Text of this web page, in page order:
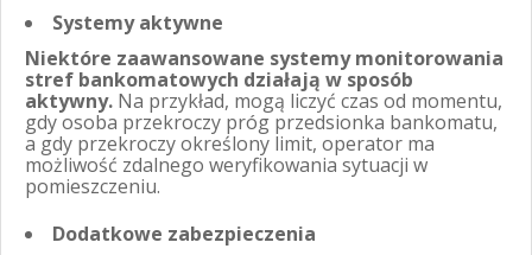
Systemy aktywne
Niektóre zaawansowane systemy monitorowania
stref bankomatowych działają w sposób
aktywny. Na przykład, mogą liczyć czas od momentu,
gdy osoba przekroczy próg przedsionka bankomatu,
a gdy przekroczy określony limit, operator ma
możliwość zdalnego weryfikowania sytuacji w
pomieszczeniu.
Dodatkowe zabezpieczenia